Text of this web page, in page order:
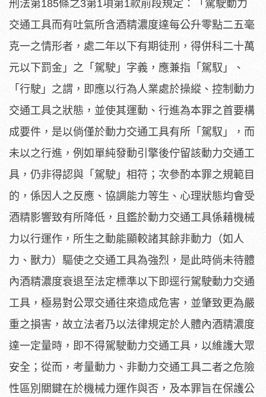
刑法第185條之3第1項第1款前段規定：「駕駛動力
交通工具而有吐氣所含酒精濃度達每公升零點二五毫
克一之情形者，處二年以下有期徒刑，得併科二十萬
元以下罰金」之「駕駛」字義，應兼指「駕馭」、
「行駛」之謂，即應以行為人業處於操縱、控制動力
交通工具之狀態，並使其運動、行進為本罪之首要構
成要件，是以倘僅於動力交通工具有所「駕馭」，而
未以之行進，例如單純發動引擎後佇留該動力交通工
具，仍非得認與「駕駛」相符；次參酌本罪之規範目
的，係因人之反應、協調能力等生、心理狀態均會受
酒精影響致有所降低，且鑑於動力交通工具係藉機械
力以行運作，所生之動能顯較諸其餘非動力（如人
力、獸力）驅使之交通工具為強烈，是此時倘未待體
內酒精濃度衰退至法定標準以下即逕行駕駛動力交通
工具，極易對公眾交通往來造成危害，並肇致更為嚴
重之損害，故立法者乃以法律規定於人體內酒精濃度
達一定量時，即不得駕駛動力交通工具，以維護大眾
安全；從而，考量動力、非動力交通工具二者之危險
性區別關鍵在於機械力運作與否，及本罪旨在保護公